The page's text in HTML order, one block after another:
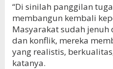
“Di sinilah panggilan
membangun kembali
Masyarakat sudah jenuh
dan konflik, mereka
yang realistis,
katanya.